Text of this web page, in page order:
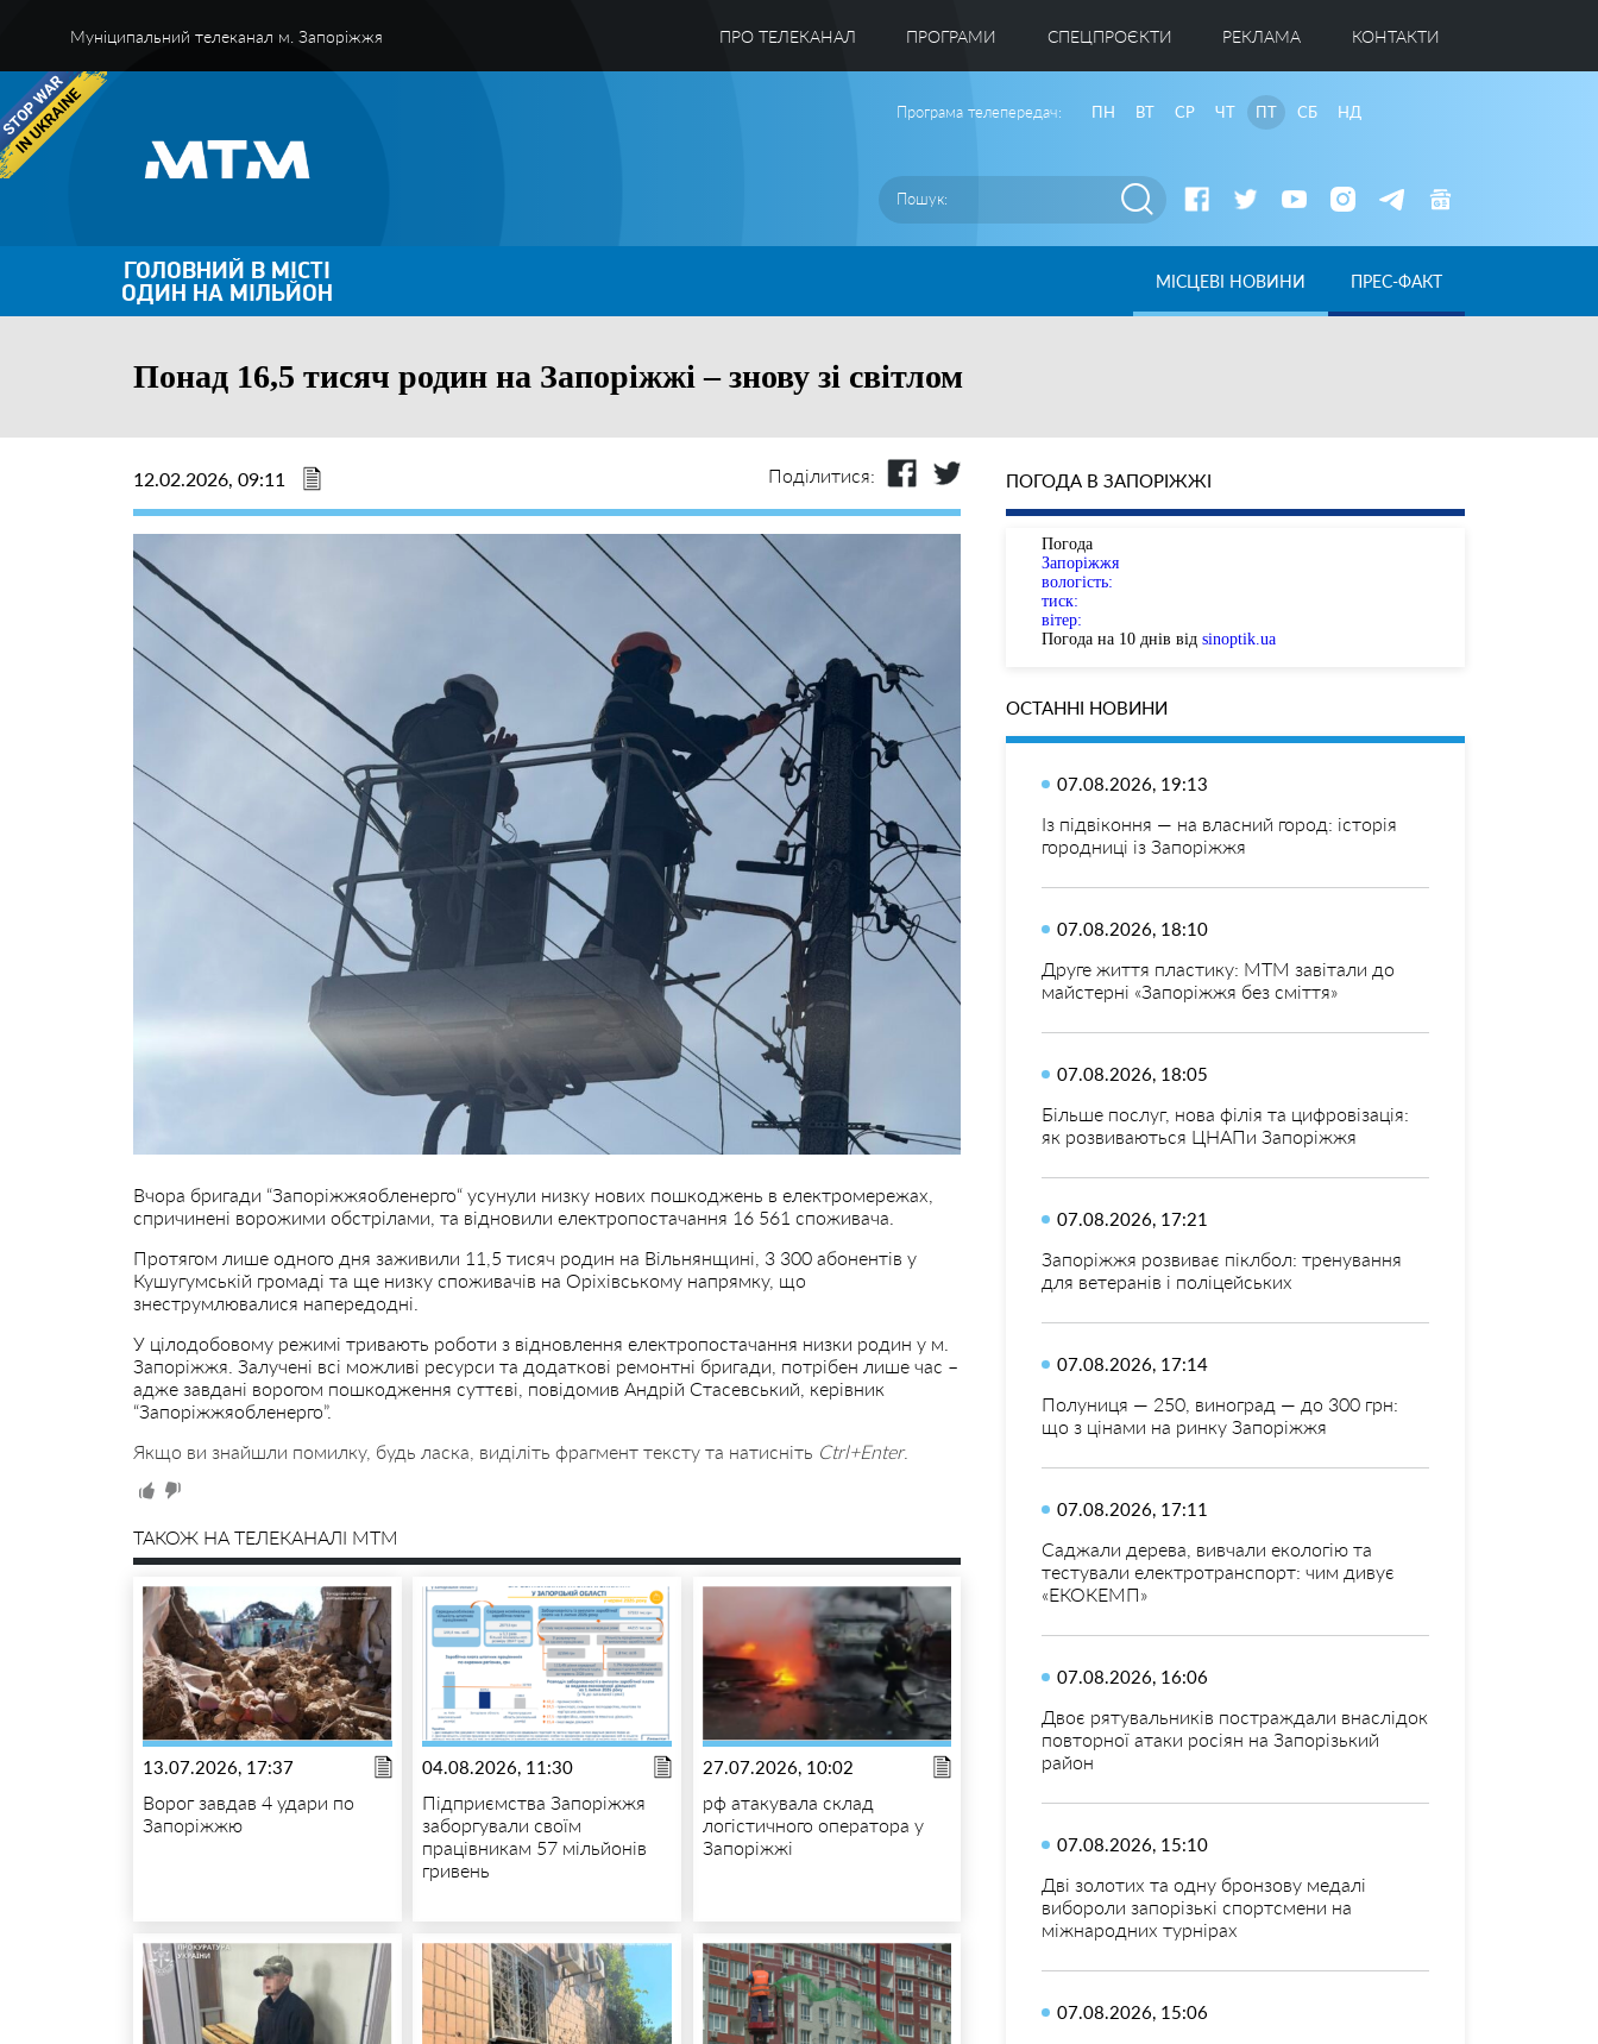
Муніципальний телеканал м. Запоріжжя ПРО ТЕЛЕКАНАЛ ПРОГРАМИ CПЕЦПРОЄКТИ РЕКЛАМА КОНТАКТИ
Програма телепередач: ПН ВТ СР ЧТ ПТ СБ НД
ГОЛОВНИЙ В МІСТІ
ОДИН НА МІЛЬЙОН МІСЦЕВІ НОВИНИ ПРЕС-ФАКТ
Понад 16,5 тисяч родин на Запоріжжі – знову зі світлом
12.02.2026, 09:11 Поділитися:
Вчора бригади “Запоріжжяобленерго“ усунули низку нових пошкоджень в електромережах,
спричинені ворожими обстрілами, та відновили електропостачання 16 561 споживача.
Протягом лише одного дня заживили 11,5 тисяч родин на Вільнянщині, 3 300 абонентів у
Кушугумській громаді та ще низку споживачів на Оріхівському напрямку, що
знеструмлювалися напередодні.
У цілодобовому режимі тривають роботи з відновлення електропостачання низки родин у м.
Запоріжжя. Залучені всі можливі ресурси та додаткові ремонтні бригади, потрібен лише час –
адже завдані ворогом пошкодження суттєві, повідомив Андрій Стасевський, керівник
“Запоріжжяобленерго”.
Якщо ви знайшли помилку, будь ласка, виділіть фрагмент тексту та натисніть Ctrl+Enter.
ТАКОЖ НА ТЕЛЕКАНАЛІ MTM
13.07.2026, 17:37
Ворог завдав 4 удари по
Запоріжжю
04.08.2026, 11:30
Підприємства Запоріжжя
заборгували своїм
працівникам 57 мільйонів
гривень
27.07.2026, 10:02
рф атакувала склад
логістичного оператора у
Запоріжжі
ПОГОДА В ЗАПОРІЖЖІ
Погода
Запоріжжя
вологість:
тиск:
вітер:
Погода на 10 днів від sinoptik.ua
ОСТАННІ НОВИНИ
07.08.2026, 19:13
Із підвіконня — на власний город: історія
городниці із Запоріжжя
07.08.2026, 18:10
Друге життя пластику: МТМ завітали до
майстерні «Запоріжжя без сміття»
07.08.2026, 18:05
Більше послуг, нова філія та цифровізація:
як розвиваються ЦНАПи Запоріжжя
07.08.2026, 17:21
Запоріжжя розвиває піклбол: тренування
для ветеранів і поліцейських
07.08.2026, 17:14
Полуниця — 250, виноград — до 300 грн:
що з цінами на ринку Запоріжжя
07.08.2026, 17:11
Саджали дерева, вивчали екологію та
тестували електротранспорт: чим дивує
«ЕКОКЕМП»
07.08.2026, 16:06
Двоє рятувальників постраждали внаслідок
повторної атаки росіян на Запорізький
район
07.08.2026, 15:10
Дві золотих та одну бронзову медалі
вибороли запорізькі спортсмени на
міжнародних турнірах
07.08.2026, 15:06